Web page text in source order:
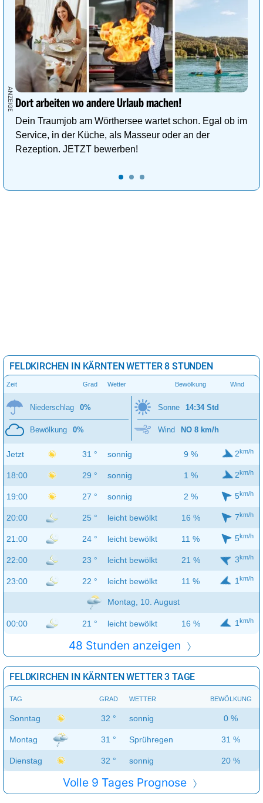
Dort arbeiten wo andere Urlaub machen!
Dein Traumjob am Wörthersee wartet schon. Egal ob im
Service, in der Küche, als Masseur oder an der
Rezeption. JETZT bewerben!
FELDKIRCHEN IN KÄRNTEN WETTER 8 STUNDEN
Zeit Grad Wetter Bewölkung Wind
Niederschlag 0%
Bewölkung 0%
Sonne 14:34 Std
Wind NO 8 km/h
Jetzt 31 ° sonnig 9 % 2km/h
18:00 29 ° sonnig 1 % 2km/h
19:00 27 ° sonnig 2 % 5km/h
20:00 25 ° leicht bewölkt 16 % 7km/h
21:00 24 ° leicht bewölkt 11 % 5km/h
22:00 23 ° leicht bewölkt 21 % 3km/h
23:00 22 ° leicht bewölkt 11 % 1 km/h
Montag, 10. August
00:00 21 ° leicht bewölkt 16 % 1 km/h
48 Stunden anzeigen
FELDKIRCHEN IN KÄRNTEN WETTER 3 TAGE
TAG GRAD WETTER BEWÖLKUNG
Sonntag 32 ° sonnig 0 %
Montag 31 ° Sprühregen 31 %
Dienstag 32 ° sonnig 20 %
Volle 9 Tages Prognose